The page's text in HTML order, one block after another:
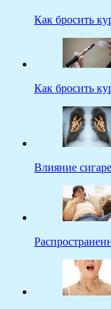
Как бросить
Как бросить
Влияние